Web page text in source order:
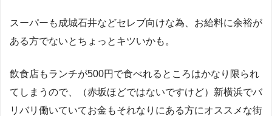
スーパーも成城石井などセレブ向けな為、お給料に余裕が
ある方でないとちょっとキツいかも。
飲食店もランチが500円で食べれるところはかなり限られ
てしまうので、（赤坂ほどではないですけど）新横浜でバ
リバリ働いていてお金もそれなりにある方にオススメな街